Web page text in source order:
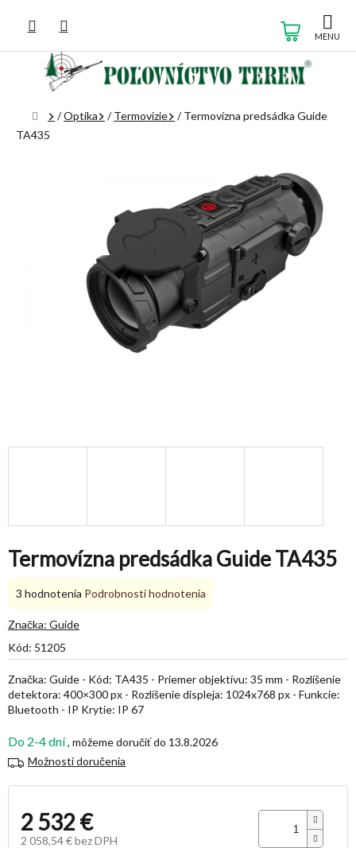
obsah
KOŠÍK
Domov
/Optika / Termovizie / Termovízna predsádka Guide
TA435
Termovízna predsádka Guide TA435
Kód: 51205
Do 2-4 dní
13.8.2026
Možnosti doručenia
2 532 €
2 058,54 € bez DPH
Značka: Guide - Kód: TA435 - Priemer objektívu: 35 mm - Rozlíšenie
detektora: 400×300 px - Rozlíšenie displeja: 1024x768 px - Funkcie:
Bluetooth - IP Krytie: IP 67
Priemerné
produktu
5,0
5
hviezdičiek.
3 hodnotenia Podrobnosti hodnotenia
Značka: Guide